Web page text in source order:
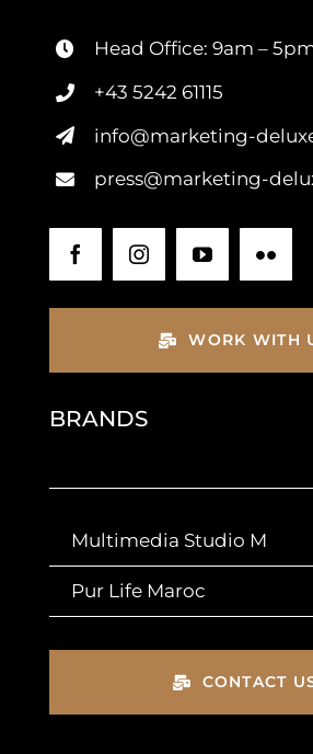
Head Office: 9am –
+43 5242 61115
info@marketing-
press@marketing-
WORK WITH
BRANDS
Multimedia Studio M
Pur Life Maroc
CONTACT